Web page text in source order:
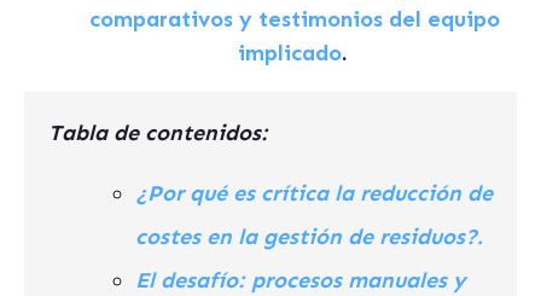
comparativos y testimonios del equipo
implicado.
Tabla de contenidos:
¿Por qué es crítica la reducción de
costes en la gestión de residuos?.
El desafío: procesos manuales y